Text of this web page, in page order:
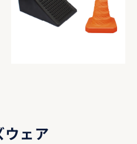
ウェア